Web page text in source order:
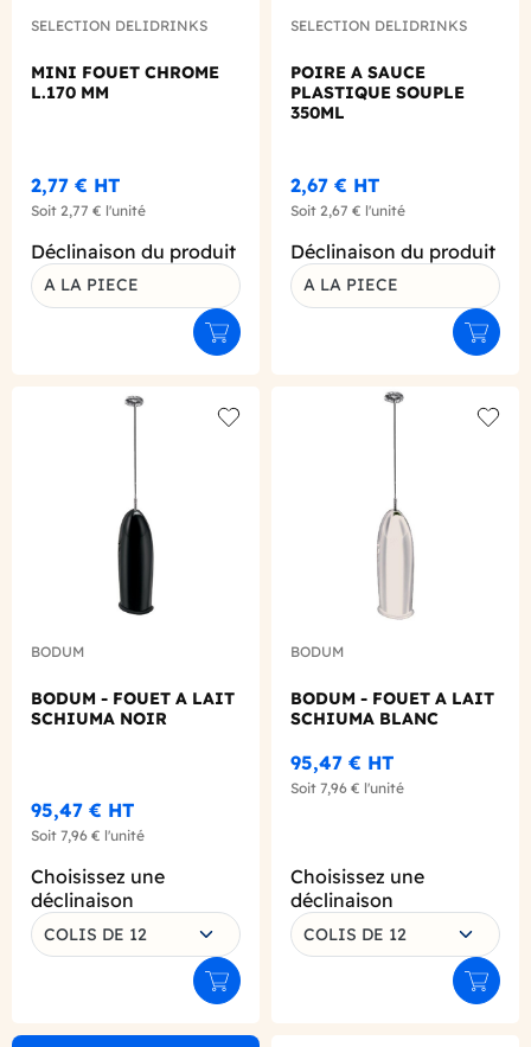
SELECTION DELIDRINKS
MINI FOUET CHROME
L.170 MM
2,77 € HT
Soit 2,77 € l'unité
Déclinaison du produit
A LA PIECE
Ajouter au panier
SELECTION DELIDRINKS
POIRE A SAUCE
PLASTIQUE SOUPLE
350ML
2,67 € HT
Soit 2,67 € l'unité
Déclinaison du produit
A LA PIECE
BODUM
BODUM - FOUET A LAIT
SCHIUMA NOIR
95,47 € HT
Soit 7,96 € l'unité
Choisissez une
déclinaison
COLIS DE 12
Ajouter au panier
BODUM
BODUM - FOUET A LAIT
SCHIUMA BLANC
95,47 € HT
Soit 7,96 € l'unité
Choisissez une
déclinaison
COLIS DE 12